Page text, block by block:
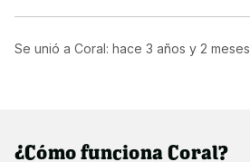
Se unió a Coral: hace 3 años y 2 meses
¿Cómo funciona Coral?